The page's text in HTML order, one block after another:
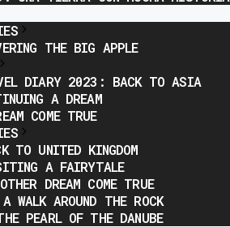
THE BIG APPLE
DIARY 2023: BACK TO ASIA
A DREAM
COME TRUE
TO UNITED KINGDOM
A FAIRYTALE
DREAM COME TRUE
AROUND THE ROCK
PEARL OF THE DANUBE